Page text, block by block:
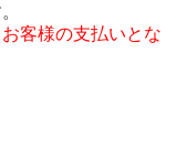
お客様の支払いとな